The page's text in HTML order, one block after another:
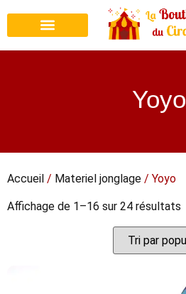
Yoyo
Accueil / Materiel jonglage / Yoyo
Affichage de 1–16 sur 24 résultats